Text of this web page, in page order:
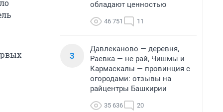
обладают ценностью
46 751 11
3
Давлеканово — деревня,
Раевка — не рай, Чишмы и
Кармаскалы — провинция с
огородами: отзывы на
райцентры Башкирии
35 636 20